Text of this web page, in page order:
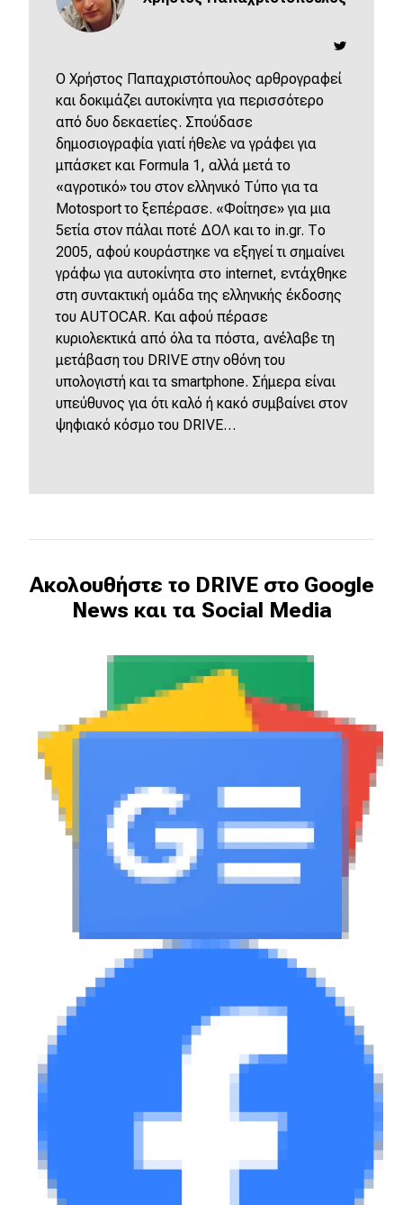
O Χρήστος Παπαχριστόπουλος αρθρογραφεί
και δοκιμάζει αυτοκίνητα για περισσότερο
από δυο δεκαετίες. Σπούδασε
δημοσιογραφία γιατί ήθελε να γράφει για
μπάσκετ και Formula 1, αλλά μετά το
«αγροτικό» του στον ελληνικό Τύπο για τα
Motosport το ξεπέρασε. «Φοίτησε» για μια
5ετία στον πάλαι ποτέ ΔΟΛ και το in.gr. Το
2005, αφού κουράστηκε να εξηγεί τι σημαίνει
γράφω για αυτοκίνητα στο internet, εντάχθηκε
στη συντακτική ομάδα της ελληνικής έκδοσης
του AUTOCAR. Και αφού πέρασε
κυριολεκτικά από όλα τα πόστα, ανέλαβε τη
μετάβαση του DRIVE στην οθόνη του
υπολογιστή και τα smartphone. Σήμερα είναι
υπεύθυνος για ότι καλό ή κακό συμβαίνει στον
ψηφιακό κόσμο του DRIVE…
Ακολουθήστε το DRIVE στο Google
News και τα Social Media